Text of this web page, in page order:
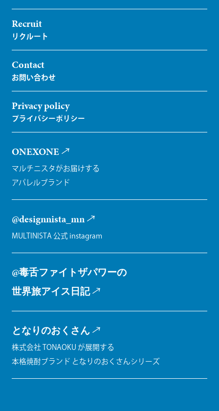
Recruit
Contact
Privacy policy
ONEXONE
マルチニスタがお届けする
アパレルブランド
@designnista_mn
MULTINISTA 公式 instagram
@毒舌ファイトザパワーの
世界旅アイス日記
となりのおくさん
株式会社 TONAOKU が展開する
本格焼酎ブランド となりのおくさんシリーズ